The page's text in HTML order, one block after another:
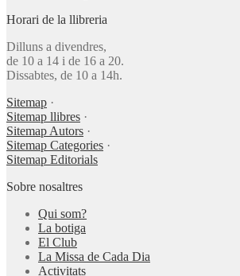
Horari de la llibreria
Dilluns a divendres,
de 10 a 14 i de 16 a 20.
Dissabtes, de 10 a 14h.
Sitemap ·
Sitemap llibres ·
Sitemap Autors ·
Sitemap Categories ·
Sitemap Editorials
Sobre nosaltres
Qui som?
La botiga
El Club
La Missa de Cada Dia
Activitats